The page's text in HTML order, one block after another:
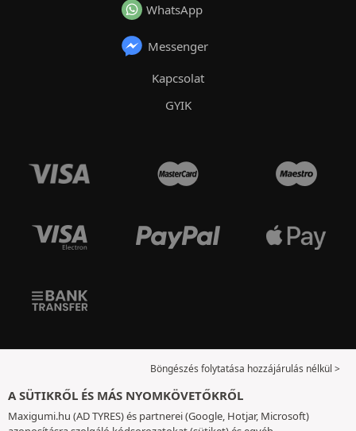
WhatsApp
Messenger
Kapcsolat
GYIK
Böngészés folytatása hozzájárulás nélkül >
A SÜTIKRŐL ÉS MÁS NYOMKÖVETŐKRŐL
Maxigumi.hu (AD TYRES) és partnerei (Google, Hotjar, Microsoft)